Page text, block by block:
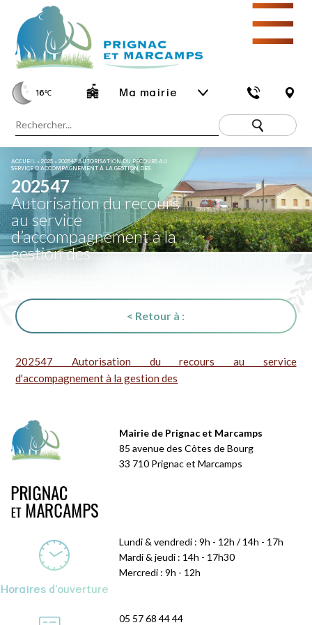
16℃ Ma mairie
☰
ACCUEIL »2025 »202547 AUTORISATION DU RECOURS AU
SERVICE D’ACCOMPAGNEMENT À LA GESTION DES
202547
Autorisation du recours
au service
d’accompagnement à la
gestion des
< Retour à :
202547 Autorisation du recours au service
d'accompagnement à la gestion des
Mairie de Prignac et Marcamps
85 avenue des Côtes de Bourg
33 710 Prignac et Marcamps
Horaires d'ouverture
Lundi & vendredi : 9h - 12h / 14h - 17h
Mardi & jeudi : 14h - 17h30
Mercredi : 9h - 12h
05 57 68 44 44